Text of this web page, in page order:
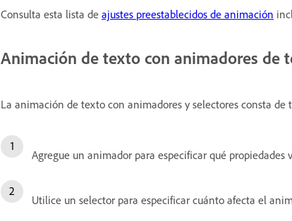
Consulta esta lista de ajustes preestablecidos de animación
Animación de texto con animadores de
La animación de texto con animadores y selectores consta de
Agregue un animador para especificar qué propiedades
Utilice un selector para especificar cuánto afecta el